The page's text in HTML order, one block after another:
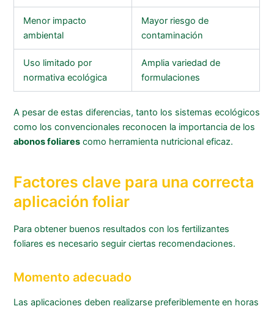
Menor impacto
ambiental
Mayor riesgo de
contaminación
Uso limitado por
normativa ecológica
Amplia variedad de
formulaciones
A pesar de estas diferencias, tanto los sistemas ecológicos
como los convencionales reconocen la importancia de los
abonos foliares como herramienta nutricional eficaz.
Factores clave para una correcta
aplicación foliar
Para obtener buenos resultados con los fertilizantes
foliares es necesario seguir ciertas recomendaciones.
Momento adecuado
Las aplicaciones deben realizarse preferiblemente en horas